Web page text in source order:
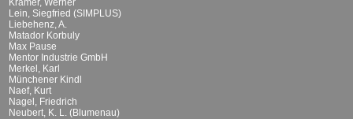
Kramer, Werner
Lein, Siegfried (SIMPLUS)
Liebehenz, A.
Matador Korbuly
Max Pause
Mentor Industrie GmbH
Merkel, Karl
Münchener Kindl
Naef, Kurt
Nagel, Friedrich
Neubert, K. L. (Blumenau)